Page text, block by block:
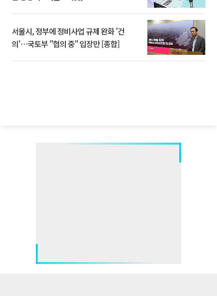
서울시, 정부에 정비사업 규제 완화 '건
의'⋯국토부 "협의 중" 입장만 [종합]